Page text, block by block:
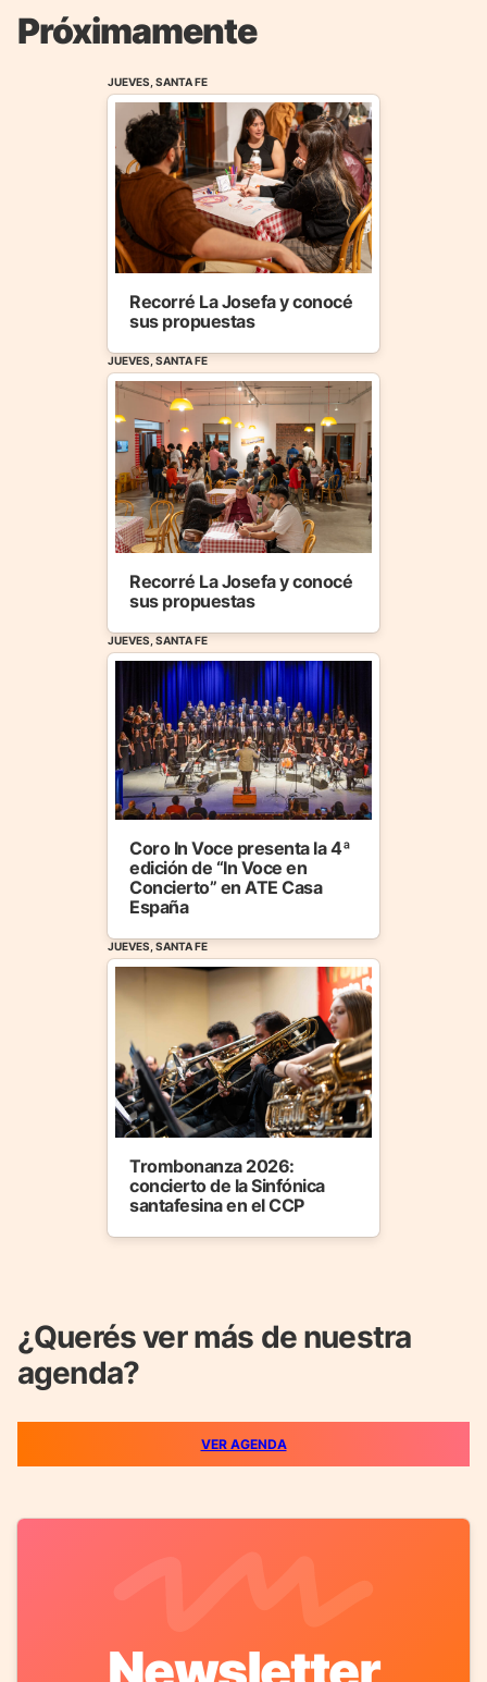
Próximamente
JUEVES, SANTA FE
Recorré La Josefa y conocé
sus propuestas
JUEVES, SANTA FE
Recorré La Josefa y conocé
sus propuestas
JUEVES, SANTA FE
Coro In Voce presenta la 4ª
edición de “In Voce en
Concierto” en ATE Casa
España
JUEVES, SANTA FE
Trombonanza 2026:
concierto de la Sinfónica
santafesina en el CCP
¿Querés ver más de nuestra
agenda?
VER AGENDA